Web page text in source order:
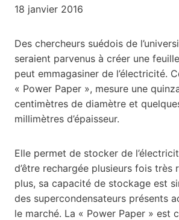
18 janvier 2016
Des chercheurs suédois de
seraient parvenus à créer une
peut emmagasiner de l’électricité.
« Power Paper », mesure une
centimètres de diamètre et
millimètres d’épaisseur.
Elle permet de stocker de
d’être rechargée plusieurs fois très
plus, sa capacité de stockage est
des supercondensateurs présents
le marché. La « Power Paper » est